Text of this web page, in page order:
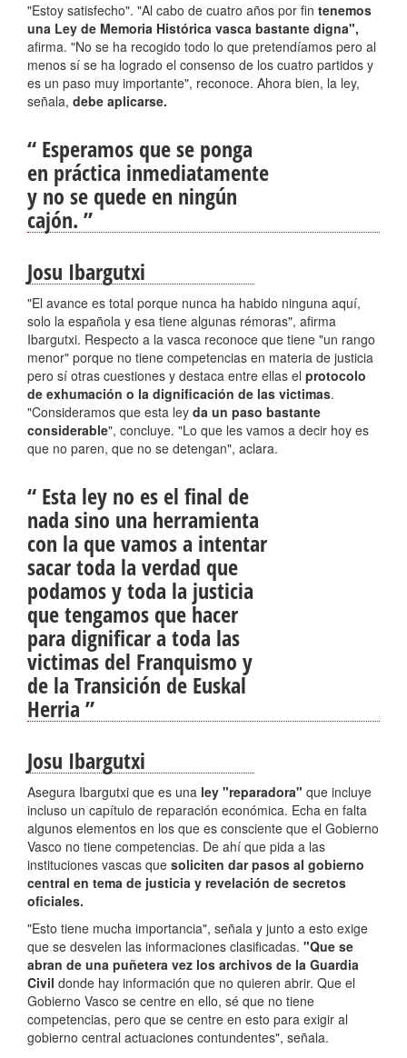
"Estoy satisfecho". "Al cabo de cuatro años por fin tenemos
una Ley de Memoria Histórica vasca bastante digna",
afirma. "No se ha recogido todo lo que pretendíamos pero al
menos sí se ha logrado el consenso de los cuatro partidos y
es un paso muy importante", reconoce. Ahora bien, la ley,
señala, debe aplicarse.
“ Esperamos que se ponga
en práctica inmediatamente
y no se quede en ningún
cajón.”
Josu Ibargutxi
"El avance es total porque nunca ha habido ninguna aquí,
solo la española y esa tiene algunas rémoras", afirma
Ibargutxi. Respecto a la vasca reconoce que tiene "un rango
menor" porque no tiene competencias en materia de justicia
pero sí otras cuestiones y destaca entre ellas el protocolo
de exhumación o la dignificación de las victimas.
"Consideramos que esta ley da un paso bastante
considerable", concluye. "Lo que les vamos a decir hoy es
que no paren, que no se detengan", aclara.
“ Esta ley no es el final de
nada sino una herramienta
con la que vamos a intentar
sacar toda la verdad que
podamos y toda la justicia
que tengamos que hacer
para dignificar a toda las
victimas del Franquismo y
de la Transición de Euskal
Herria ”
Josu Ibargutxi
Asegura Ibargutxi que es una ley "reparadora" que incluye
incluso un capítulo de reparación económica. Echa en falta
algunos elementos en los que es consciente que el Gobierno
Vasco no tiene competencias. De ahí que pida a las
instituciones vascas que soliciten dar pasos al gobierno
central en tema de justicia y revelación de secretos
oficiales.
"Esto tiene mucha importancia", señala y junto a esto exige
que se desvelen las informaciones clasificadas. "Que se
abran de una puñetera vez los archivos de la Guardia
Civil donde hay información que no quieren abrir. Que el
Gobierno Vasco se centre en ello, sé que no tiene
competencias, pero que se centre en esto para exigir al
gobierno central actuaciones contundentes", señala.